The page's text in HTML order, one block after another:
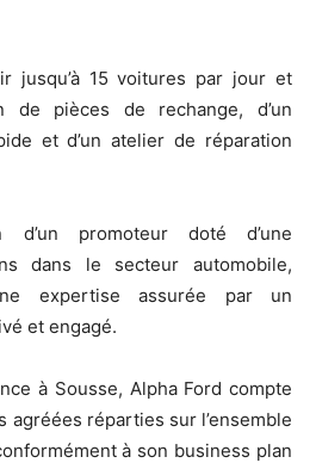
jusqu’à 15 voitures par jour et
de pièces de rechange, d’un
et d’un atelier de réparation
d’un promoteur doté d’une
dans le secteur automobile,
expertise assurée par un
et engagé.
à Sousse, Alpha Ford compte
agréées réparties sur l’ensemble
à son business plan